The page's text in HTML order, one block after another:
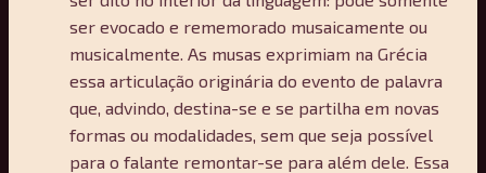
ser evocado e rememorado musaicamente ou
musicalmente. As musas exprimiam na Grécia
essa articulação originária do evento de palavra
que, advindo, destina-se e se partilha em novas
formas ou modalidades, sem que seja possível
para o falante remontar-se para além dele. Essa